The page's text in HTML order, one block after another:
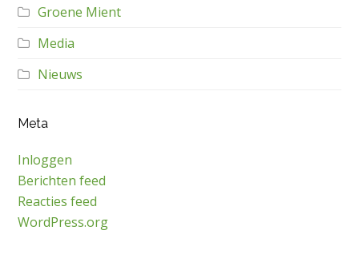
Groene Mient
Media
Nieuws
Meta
Inloggen
Berichten feed
Reacties feed
WordPress.org